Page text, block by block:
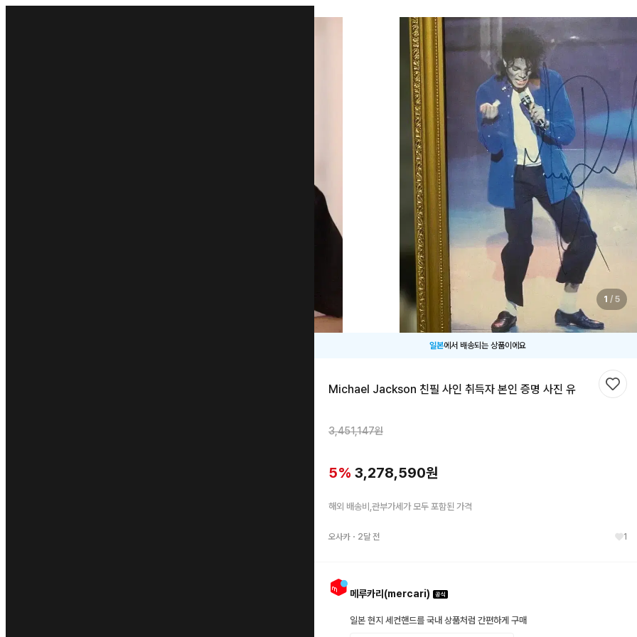
1 / 5
일본에서 배송되는 상품이에요
Michael Jackson 친필 사인 취득자 본인 증명 사진 유
3,451,147원
5% 3,278,590원
해외 배송비,관부가세가 모두 포함된 가격
오사카・ 2달 전 1
메루카리(mercari)
일본 현지 세컨핸드를 국내 상품처럼 간편하게 구매
찜하